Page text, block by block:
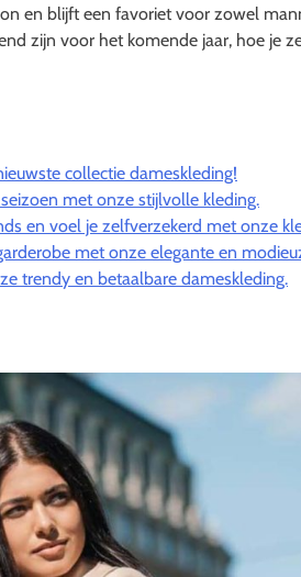
en blijft een favoriet voor zowel
zijn voor het komende jaar, hoe je
collectie dameskleding!
met onze stijlvolle kleding.
en voel je zelfverzekerd met onze
met onze elegante en
trendy en betaalbare dameskleding.